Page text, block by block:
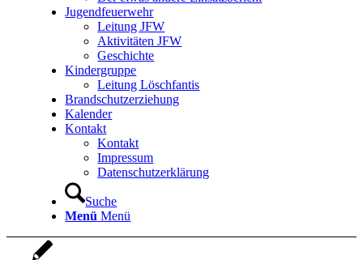
Jugendfeuerwehr
Leitung JFW
Aktivitäten JFW
Geschichte
Kindergruppe
Leitung Löschfantis
Brandschutzerziehung
Kalender
Kontakt
Kontakt
Impressum
Datenschutzerklärung
Suche
Menü Menü